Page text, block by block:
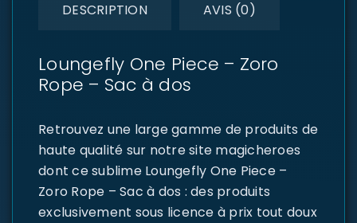
DESCRIPTION AVIS (0)
Loungefly One Piece – Zoro
Rope – Sac à dos
Retrouvez une large gamme de produits de
haute qualité sur notre site magicheroes
dont ce sublime Loungefly One Piece –
Zoro Rope – Sac à dos : des produits
exclusivement sous licence à prix tout doux